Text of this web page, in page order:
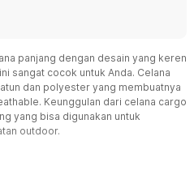
panjang dengan desain yang keren
sangat cocok untuk Anda. Celana
dan polyester yang membuatnya
Keunggulan dari celana cargo
yang bisa digunakan untuk
outdoor.